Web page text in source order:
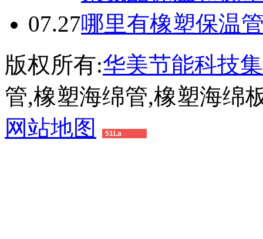
07.27哪里有橡塑保温
版权所有:华美节能科技
管,橡塑海绵管,橡塑海绵
网站地图
51La